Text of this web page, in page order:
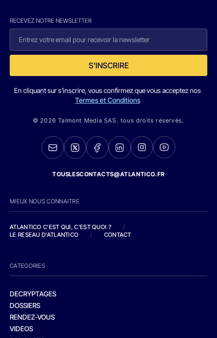
RECEVEZ NOTRE NEWSLETTER
S'INSCRIRE
En cliquant sur s'inscrire, vous confirmez que vous acceptez nos
Termes et Conditions
© 2026 Talmont Media SAS. tous droits réservés.
TOUSLESCONTACTS@ATLANTICO.FR
MIEUX NOUS CONNAITRE
ATLANTICO C'EST QUI, C'EST QUOI ?
/
LE RESEAU D'ATLANTICO
/ CONTACT
CATEGORIES
DECRYPTAGES
DOSSIERS
RENDEZ-VOUS
VIDEOS